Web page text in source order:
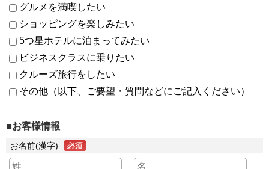
グルメを満喫したい
ショッピングを楽しみたい
5つ星ホテルに泊まってみたい
ビジネスクラスに乗りたい
クルーズ旅行をしたい
その他（以下、ご要望・質問などにご記入ください）
■お客様情報
お名前(漢字)